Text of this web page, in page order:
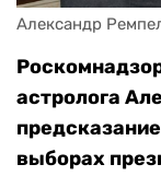
Александр
астролога
выборах